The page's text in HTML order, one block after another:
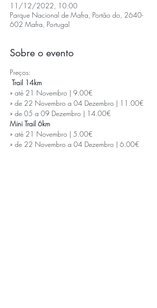
11/12/2022, 10:00
Parque Nacional de Mafra, Portão do, 2640-
602 Mafra, Portugal
Sobre o evento
Preços:
Trail 14km
» até 21 Novembro | 9.00€
» de 22 Novembro a 04 Dezembro | 11.00€
» de 05 a 09 Dezembro | 14.00€
Mini Trail 6km
» até 21 Novembro | 5.00€
» de 22 Novembro a 04 Dezembro | 6.00€